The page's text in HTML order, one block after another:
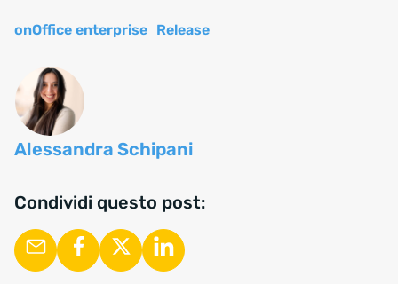
onOffice enterprise Release
Alessandra Schipani
Condividi questo post: